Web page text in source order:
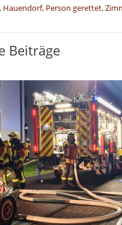
, Hauendorf, Person gerettet,
Beiträge